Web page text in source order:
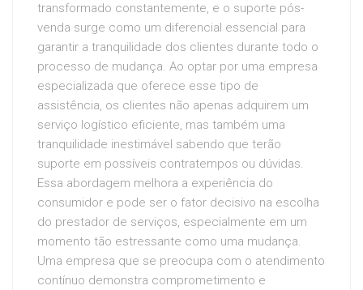
transformado constantemente, e o suporte pós-
venda surge como um diferencial essencial para
garantir a tranquilidade dos clientes durante todo o
processo de mudança. Ao optar por uma empresa
especializada que oferece esse tipo de
assistência, os clientes não apenas adquirem um
serviço logístico eficiente, mas também uma
tranquilidade inestimável sabendo que terão
suporte em possíveis contratempos ou dúvidas.
Essa abordagem melhora a experiência do
consumidor e pode ser o fator decisivo na escolha
do prestador de serviços, especialmente em um
momento tão estressante como uma mudança.
Uma empresa que se preocupa com o atendimento
contínuo demonstra comprometimento e